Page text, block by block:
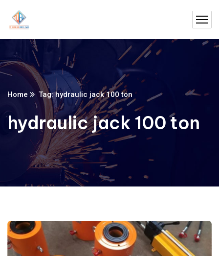
Home Tag: hydraulic jack 100 ton
hydraulic jack 100 ton